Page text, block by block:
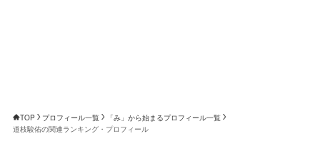
TOP プロフィール一覧
「み」から始まるプロフィール一覧
道枝駿佑の関連ランキング・プロフィール